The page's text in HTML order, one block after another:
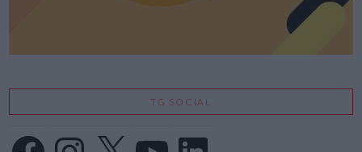
TG SOCIAL
FacebookInstagram
X LinkedIn